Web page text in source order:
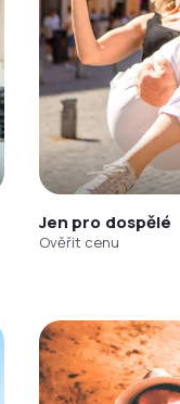
Jen pro dospělé
Ověřit cenu